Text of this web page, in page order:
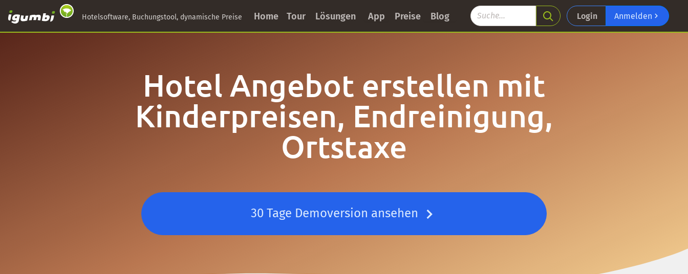
Hotelsoftware, Buchungstool, dynamische Preise Home Tour Lösungen App Preise Blog Login Anmelden
Hotel Angebot erstellen mit
Kinderpreisen, Endreinigung,
Ortstaxe
30 Tage Demoversion ansehen